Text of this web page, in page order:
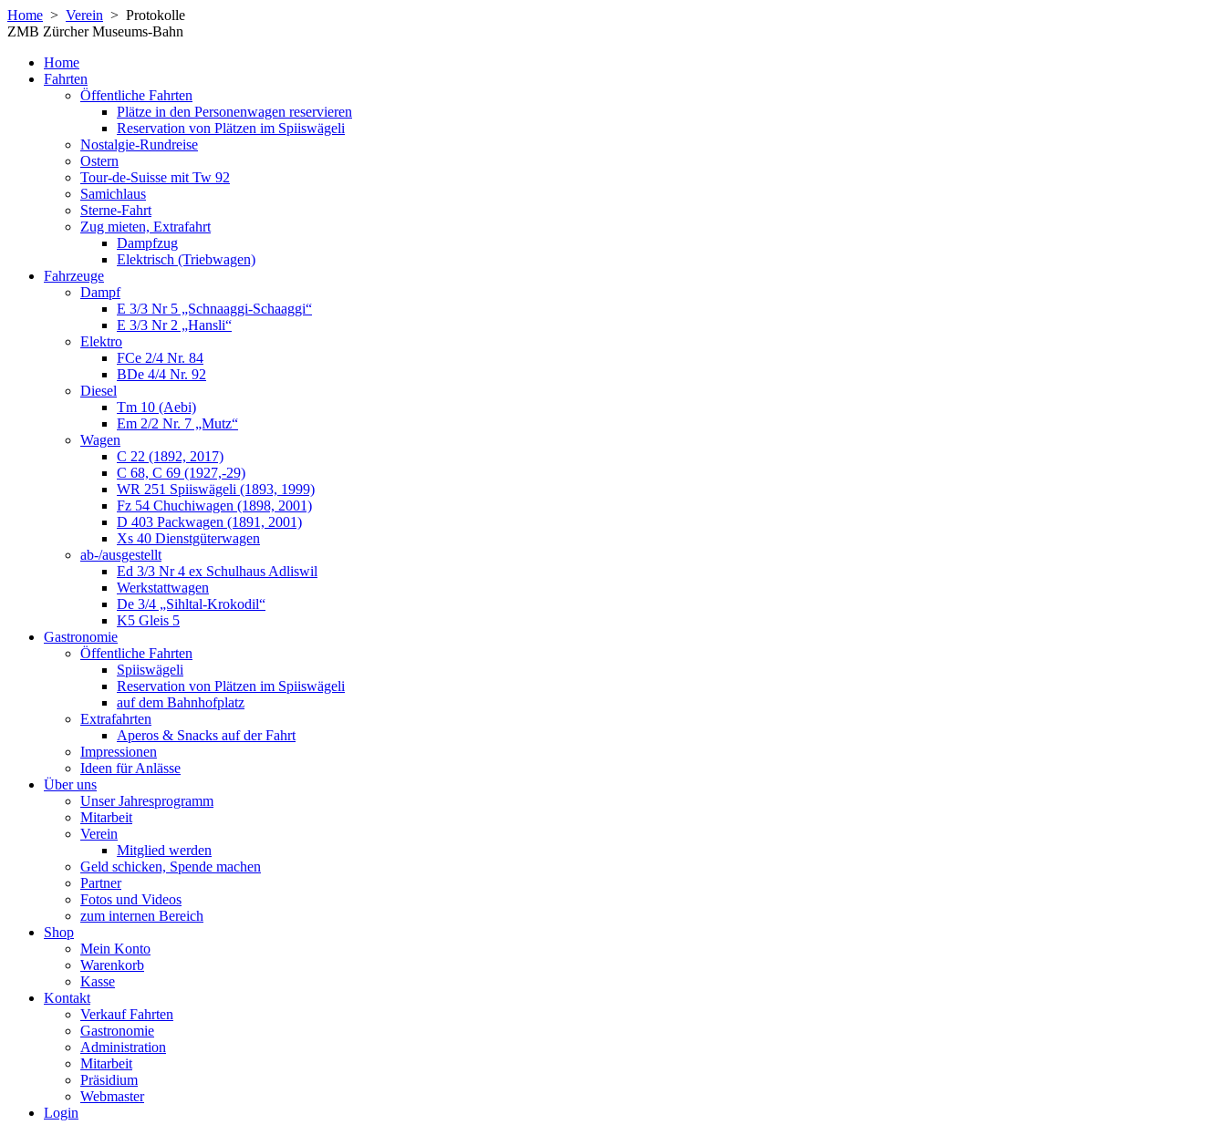
Home > Verein > Protokolle
ZMB Zürcher Museums-Bahn
Home
Fahrten
Öffentliche Fahrten
Plätze in den Personenwagen reservieren
Reservation von Plätzen im Spiiswägeli
Nostalgie-Rundreise
Ostern
Tour-de-Suisse mit Tw 92
Samichlaus
Sterne-Fahrt
Zug mieten, Extrafahrt
Dampfzug
Elektrisch (Triebwagen)
Fahrzeuge
Dampf
E 3/3 Nr 5 „Schnaaggi-Schaaggi“
E 3/3 Nr 2 „Hansli“
Elektro
FCe 2/4 Nr. 84
BDe 4/4 Nr. 92
Diesel
Tm 10 (Aebi)
Em 2/2 Nr. 7 „Mutz“
Wagen
C 22 (1892, 2017)
C 68, C 69 (1927,-29)
WR 251 Spiiswägeli (1893, 1999)
Fz 54 Chuchiwagen (1898, 2001)
D 403 Packwagen (1891, 2001)
Xs 40 Dienstgüterwagen
ab-/ausgestellt
Ed 3/3 Nr 4 ex Schulhaus Adliswil
Werkstattwagen
De 3/4 „Sihltal-Krokodil“
K5 Gleis 5
Gastronomie
Öffentliche Fahrten
Spiiswägeli
Reservation von Plätzen im Spiiswägeli
auf dem Bahnhofplatz
Extrafahrten
Aperos & Snacks auf der Fahrt
Impressionen
Ideen für Anlässe
Über uns
Unser Jahresprogramm
Mitarbeit
Verein
Mitglied werden
Geld schicken, Spende machen
Partner
Fotos und Videos
zum internen Bereich
Shop
Mein Konto
Warenkorb
Kasse
Kontakt
Verkauf Fahrten
Gastronomie
Administration
Mitarbeit
Präsidium
Webmaster
Login